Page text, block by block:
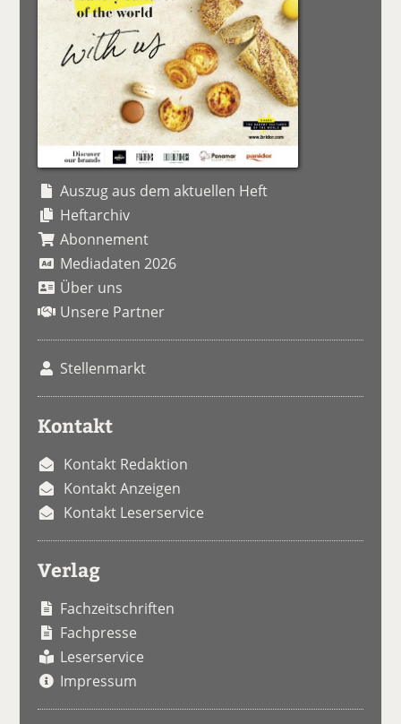
Auszug aus dem aktuellen Heft
Heftarchiv
Abonnement
Mediadaten 2026
Über uns
Unsere Partner
Stellenmarkt
Kontakt
Kontakt Redaktion
Kontakt Anzeigen
Kontakt Leserservice
Verlag
Fachzeitschriften
Fachpresse
Leserservice
Impressum